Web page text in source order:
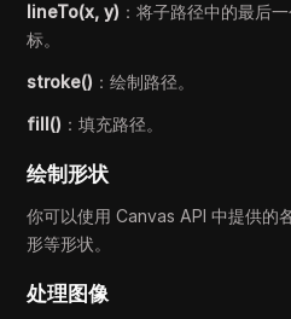
lineTo(x, y) ：将子路径中的最后
标。
stroke() ：绘制路径。
fill() ：填充路径。
绘制形状
你可以使用 Canvas API 中提供的
形等形状。
处理图像